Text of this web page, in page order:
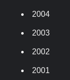
2004
2003
2002
2001